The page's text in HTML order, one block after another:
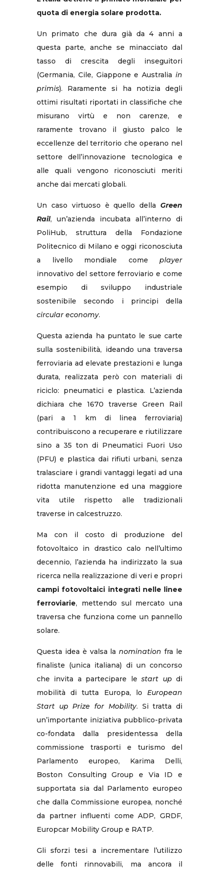
quota di energia solare prodotta.
Un primato che dura già da 4 anni a
questa parte, anche se minacciato dal
tasso di crescita degli inseguitori
(Germania, Cile, Giappone e Australia in
primis). Raramente si ha notizia degli
ottimi risultati riportati in classifiche che
misurano virtù e non carenze, e
raramente trovano il giusto palco le
eccellenze del territorio che operano nel
settore dell’innovazione tecnologica e
alle quali vengono riconosciuti meriti
anche dai mercati globali.
Un caso virtuoso è quello della Green
Rail, un’azienda incubata all’interno di
PoliHub, struttura della Fondazione
Politecnico di Milano e oggi riconosciuta
a livello mondiale come player
innovativo del settore ferroviario e come
esempio di sviluppo industriale
sostenibile secondo i principi della
circular economy.
Questa azienda ha puntato le sue carte
sulla sostenibilità, ideando una traversa
ferroviaria ad elevate prestazioni e lunga
durata, realizzata però con materiali di
riciclo: pneumatici e plastica. L’azienda
dichiara che 1670 traverse Green Rail
(pari a 1 km di linea ferroviaria)
contribuiscono a recuperare e riutilizzare
sino a 35 ton di Pneumatici Fuori Uso
(PFU) e plastica dai rifiuti urbani, senza
tralasciare i grandi vantaggi legati ad una
ridotta manutenzione ed una maggiore
vita utile rispetto alle tradizionali
traverse in calcestruzzo.
Ma con il costo di produzione del
fotovoltaico in drastico calo nell’ultimo
decennio, l’azienda ha indirizzato la sua
ricerca nella realizzazione di veri e propri
campi fotovoltaici integrati nelle linee
ferroviarie, mettendo sul mercato una
traversa che funziona come un pannello
solare.
Questa idea è valsa lanomination fra le
finaliste (unica italiana) di un concorso
che invita a partecipare lestart up di
mobilità di tutta Europa, lo European
Start up Prize for Mobility. Si tratta di
un’importante iniziativa pubblico-privata
co-fondata dalla presidentessa della
commissione trasporti e turismo del
Parlamento europeo, Karima Delli,
Boston Consulting Group e Via ID e
supportata sia dal Parlamento europeo
che dalla Commissione europea, nonché
da partner influenti come ADP, GRDF,
Europcar Mobility Group e RATP.
Gli sforzi tesi a incrementare l’utilizzo
delle fonti rinnovabili, ma ancora il